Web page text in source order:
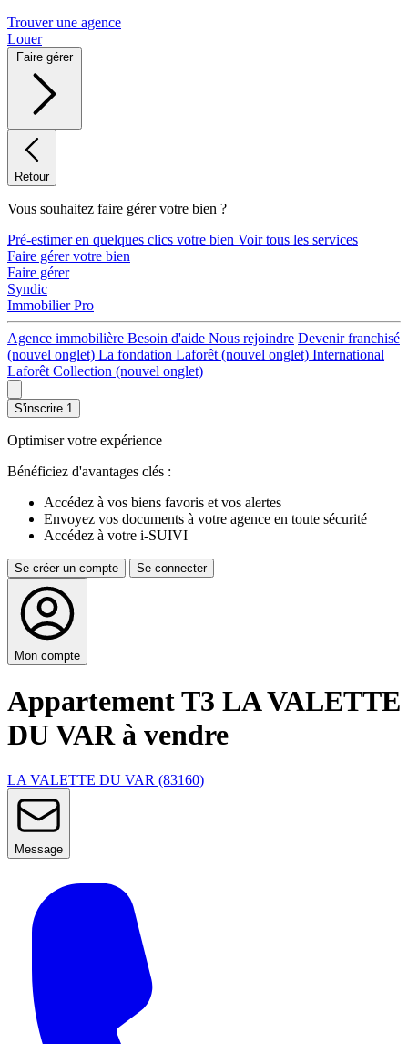
Trouver une agence
Louer
Faire gérer
Retour
Vous souhaitez faire gérer votre bien ?
Pré-estimer en quelques clics votre bien Voir tous les services
Faire gérer votre bien
Faire gérer
Syndic
Immobilier Pro
Agence immobilière Besoin d'aide Nous rejoindre Devenir franchisé
(nouvel onglet) La fondation Laforêt (nouvel onglet) International
Laforêt Collection (nouvel onglet)
S'inscrire 1
Optimiser votre expérience
Bénéficiez d'avantages clés :
Accédez à vos biens favoris et vos alertes
Envoyez vos documents à votre agence en toute sécurité
Accédez à votre i-SUIVI
Se créer un compte Se connecter
Mon compte
Appartement T3 LA VALETTE
DU VAR à vendre
LA VALETTE DU VAR (83160)
Message